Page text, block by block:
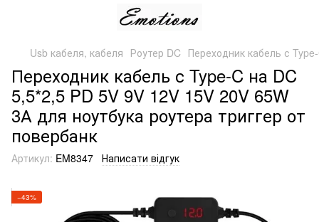
Usb кабеля, кабеля Роутер DC Переходник кабель с
Переходник кабель с Type-C на DC
5,5*2,5 PD 5V 9V 12V 15V 20V 65W
3А для ноутбука роутера триггер от
повербанк
Артикул: EM8347 Написати відгук
−43%